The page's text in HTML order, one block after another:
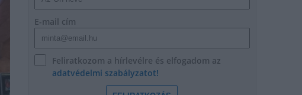
E-mail cím
Feliratkozom a hírlevélre és elfogadom az
adatvédelmi szabályzatot!